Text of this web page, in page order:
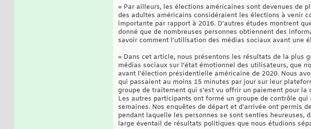
« Par ailleurs, les élections américaines sont devenues de
des adultes américains considéraient les élections à venir
importante par rapport à 2016. D'autres études montrent
donné que de nombreuses personnes obtiennent des
savoir comment l'utilisation des médias sociaux avant une
« Dans cet article, nous présentons les résultats de la
médias sociaux sur l'état émotionnel des utilisateurs, que
avant l'élection présidentielle américaine de 2020. Nous
qui passaient au moins 15 minutes par jour sur leur
groupe de traitement qui s'est vu offrir un paiement pour
Les autres participants ont formé un groupe de contrôle
semaines. Nos enquêtes de départ et d'arrivée ont permis
pendant laquelle les personnes se sont senties heureuses,
large éventail de résultats politiques que nous étudions